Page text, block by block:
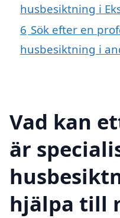
husbesiktning i
6 Sök efter en
husbesiktning i
Vad kan
är
hjälpa till